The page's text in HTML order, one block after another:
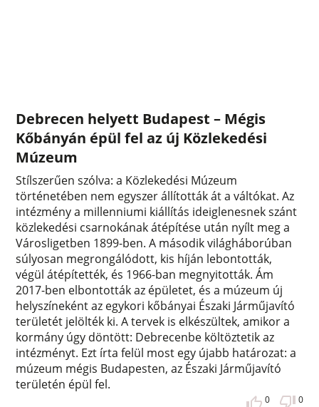
Debrecen helyett Budapest – Mégis
Kőbányán épül fel az új Közlekedési
Múzeum
Stílszerűen szólva: a Közlekedési Múzeum
történetében nem egyszer állították át a váltókat. Az
intézmény a millenniumi kiállítás ideiglenesnek szánt
közlekedési csarnokának átépítése után nyílt meg a
Városligetben 1899-ben. A második világháborúban
súlyosan megrongálódott, kis híján lebontották,
végül átépítették, és 1966-ban megnyitották. Ám
2017-ben elbontották az épületet, és a múzeum új
helyszíneként az egykori kőbányai Északi Járműjavító
területét jelölték ki. A tervek is elkészültek, amikor a
kormány úgy döntött: Debrecenbe költöztetik az
intézményt. Ezt írta felül most egy újabb határozat: a
múzeum mégis Budapesten, az Északi Járműjavító
területén épül fel.
0 0